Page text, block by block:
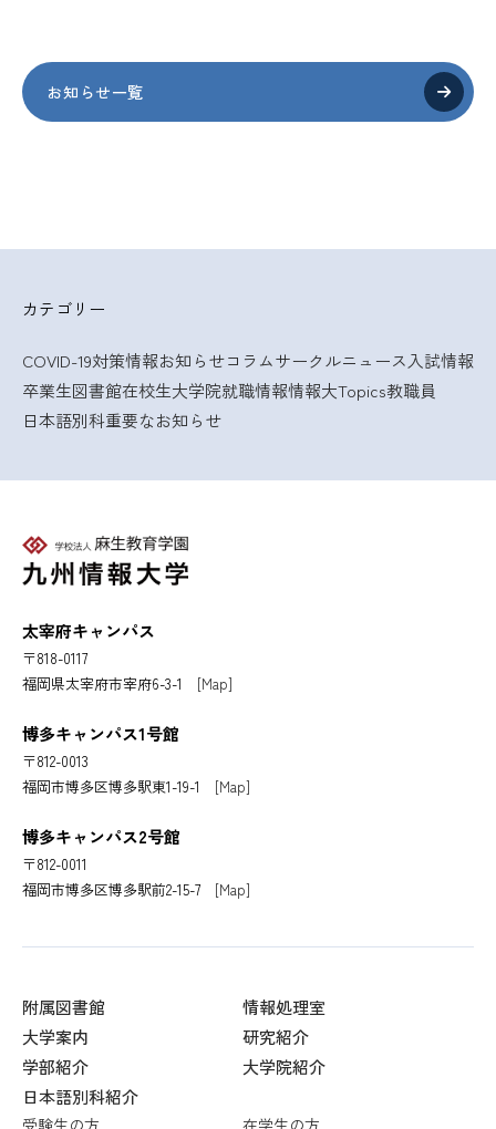
お知らせ一覧
カテゴリー
COVID-19対策情報お知らせコラムサークルニュース入試情報
卒業生図書館在校生大学院就職情報情報大Topics教職員
日本語別科重要なお知らせ
太宰府キャンパス
〒818-0117
福岡県太宰府市宰府6-3-1 [Map]
博多キャンパス1号館
〒812-0013
福岡市博多区博多駅東1-19-1 [Map]
博多キャンパス2号館
〒812-0011
福岡市博多区博多駅前2-15-7 [Map]
附属図書館
情報処理室
大学案内
研究紹介
学部紹介
大学院紹介
日本語別科紹介
受験生の方 在学生の方